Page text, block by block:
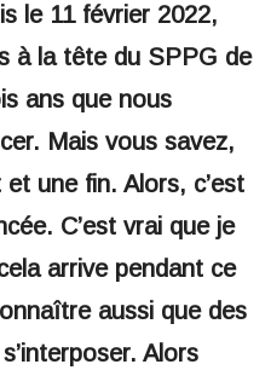
le 11 février 2022,
à la tête du SPPG de
ans que nous
Mais vous savez,
une fin. Alors, c’est
C’est vrai que je
arrive pendant ce
aussi que des
Alors